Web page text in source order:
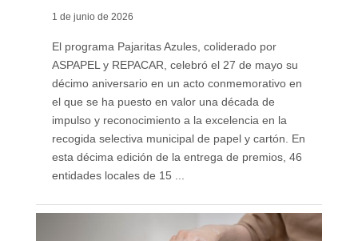
1 de junio de 2026
El programa Pajaritas Azules, coliderado por
ASPAPEL y REPACAR, celebró el 27 de mayo su
décimo aniversario en un acto conmemorativo en
el que se ha puesto en valor una década de
impulso y reconocimiento a la excelencia en la
recogida selectiva municipal de papel y cartón. En
esta décima edición de la entrega de premios, 46
entidades locales de 15 ...